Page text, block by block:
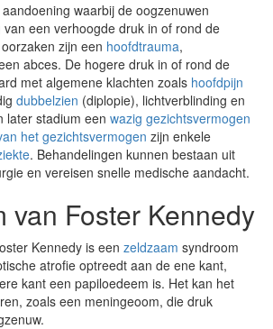
waarbij de oogzenuwen
een verhoogde druk in of rond de
zijn een hoofdtrauma,
abces. De hogere druk in of rond de
met algemene klachten zoals hoofdpijn
dubbelzien (diplopie), lichtverblinding en
later stadium een wazig gezichtsvermogen
het gezichtsvermogen zijn enkele
. Behandelingen kunnen bestaan uit
en vereisen snelle medische aandacht.
van Foster Kennedy
Kennedy is een zeldzaam syndroom
atrofie optreedt aan de ene kant,
kant een papiloedeem is. Het kan het
zoals een meningeoom, die druk